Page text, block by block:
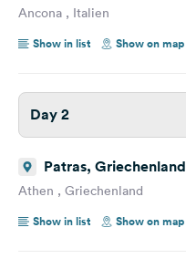
Ancona , Italien
Show in list
Show on map
Day 2
Patras, Griechenland
Athen , Griechenland
Show in list
Show on map